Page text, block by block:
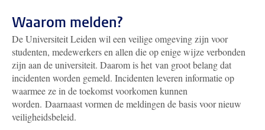
Waarom melden?
De Universiteit Leiden wil een veilige omgeving zijn voor
studenten, medewerkers en allen die op enige wijze verbonden
zijn aan de universiteit. Daarom is het van groot belang dat
incidenten worden gemeld. Incidenten leveren informatie op
waarmee ze in de toekomst voorkomen kunnen
worden. Daarnaast vormen de meldingen de basis voor nieuw
veiligheidsbeleid.